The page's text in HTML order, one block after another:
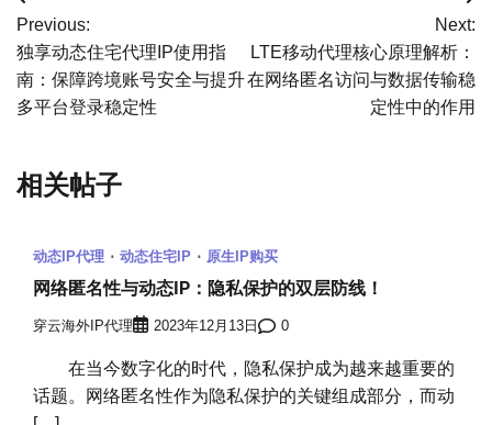
章
导
Previous:
独享动态住宅代理IP使用指
南：保障跨境账号安全与提升
多平台登录稳定性
Next:
LTE移动代理核心原理解析：
在网络匿名访问与数据传输稳
定性中的作用
相关帖子
动态IP代理 动态住宅IP 原生IP购买
网络匿名性与动态IP：隐私保护的双层防线！
穿云海外IP代理 2023年12月13日 0
在当今数字化的时代，隐私保护成为越来越重要的
话题。网络匿名性作为隐私保护的关键组成部分，而动